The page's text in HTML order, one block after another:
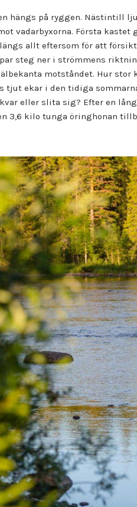
hängs på ryggen. Nästintill
vadarbyxorna. Första
allt eftersom för att
steg ner i strömmens
motståndet. Hur
tjut ekar i den tidiga
eller slita sig? Efter en
3,6 kilo tunga öringhonan